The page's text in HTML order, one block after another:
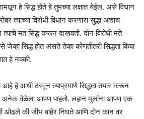
हे सिद्ध होते हे तुमच्या लक्षात येईल. असे विधान
त्याच्या विरोधी विधान करणारा सुद्धा अशाच
मत सिद्ध करून दाखवतो. दोन विरोधी मते
जेव्हा सिद्ध होत असते तेव्हा कोणतीतरी सिद्धता किंवा
हे नक्की.
हे आधी ठरवून त्याप्रमाणे सिद्धता तयार करून
अनेक वेळेला आपण पाहतो. लहान मुलांना आपण एक
ओढले की जीभ बाहेर निघते आणि दोन कान वर